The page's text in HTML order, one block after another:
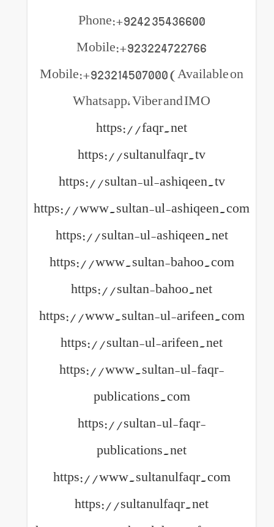
Phone:+9242 35436600
Mobile:+923224722766
Mobile:+923214507000 (Available on
Whatsapp, Viber and IMO
https://faqr.net
https://sultanulfaqr.tv
https://sultan-ul-ashiqeen.tv
https://www.sultan-ul-ashiqeen.com
https://sultan-ul-ashiqeen.net
https://www.sultan-bahoo.com
https://sultan-bahoo.net
https://www.sultan-ul-arifeen.com
https://sultan-ul-arifeen.net
https://www.sultan-ul-faqr-
publications.com
https://sultan-ul-faqr-
publications.net
https://www.sultanulfaqr.com
https://sultanulfaqr.net